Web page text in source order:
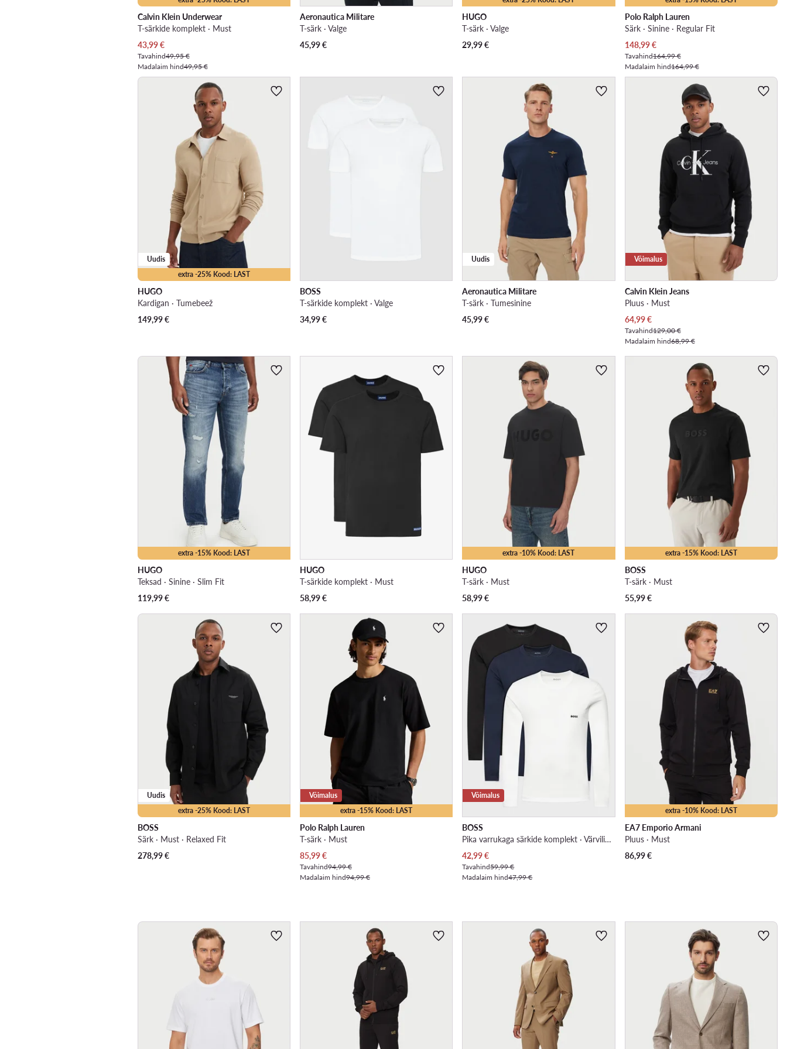
Calvin Klein Underwear
T-särkide komplekt · Must
Praegune hind
43,99€
Tavahind49,95 €
Madalaim hind49,95 €
Aeronautica Militare
T-särk · Valge
45,99€
HUGO
T-särk · Valge
29,99€
Polo Ralph Lauren
Särk · Sinine · Regular Fit
Praegune hind
148,99€
Tavahind164,99 €
Madalaim hind164,99 €
extra -25% Kood: LAST
Uudis
HUGO
Kardigan · Tumebeež
149,99€
BOSS
T-särkide komplekt · Valge
34,99€
Uudis
Aeronautica Militare
T-särk · Tumesinine
45,99€
Võimalus
Calvin Klein Jeans
Pluus · Must
Praegune hind
64,99€
Tavahind129,00 €
Madalaim hind68,99 €
extra -15% Kood: LAST
HUGO
Teksad · Sinine · Slim Fit
119,99€
HUGO
T-särkide komplekt · Must
58,99€
extra -10% Kood: LAST
HUGO
T-särk · Must
58,99€
extra -15% Kood: LAST
BOSS
T-särk · Must
55,99€
extra -25% Kood: LAST
Uudis
BOSS
Särk · Must · Relaxed Fit
278,99€
extra -15% Kood: LAST
Võimalus
Polo Ralph Lauren
T-särk · Must
Praegune hind
85,99€
Tavahind94,99 €
Madalaim hind94,99 €
Võimalus
BOSS
Pika varrukaga särkide komplekt · Värviline
Praegune hind
42,99€
Tavahind59,99 €
Madalaim hind47,99 €
extra -10% Kood: LAST
EA7 Emporio Armani
Pluus · Must
86,99€